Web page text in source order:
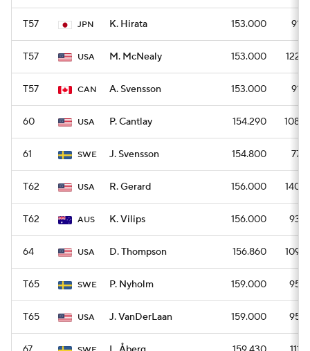
T57 JPN K. Hirata 153.000 918
T57 USA M. McNealy 153.000 1224
T57 CAN A. Svensson 153.000 918
60 USA P. Cantlay 154.290 1080
61 SWE J. Svensson 154.800 774
T62 USA R. Gerard 156.000 1404
T62 AUS K. Vilips 156.000 936
64 USA D. Thompson 156.860 1098
T65 SWE P. Nyholm 159.000 954
T65 USA J. VanDerLaan 159.000 954